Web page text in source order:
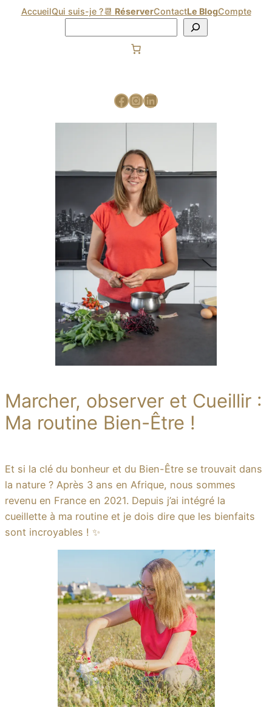
AccueilQui suis-je ?📆 RéserverContactLe BlogCompte
Marcher, observer et Cueillir :
Ma routine Bien-Être !
Et si la clé du bonheur et du Bien-Être se trouvait dans
la nature ? Après 3 ans en Afrique, nous sommes
revenu en France en 2021. Depuis j’ai intégré la
cueillette à ma routine et je dois dire que les bienfaits
sont incroyables ! ✨